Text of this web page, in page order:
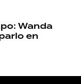
Wanda
en